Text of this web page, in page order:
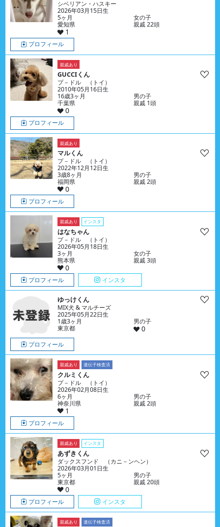
シベリアン・ハスキー
2026年03月15日生
5ヶ月
女の子
愛知県
親戚 22頭
1
プロフィール
親戚あり
GUCCIくん
プ－ドル （トイ）
2010年05月16日生
16歳3ヶ月
男の子
千葉県
親戚 1頭
0
プロフィール
親戚あり
マルくん
プ－ドル （トイ）
2022年12月12日生
3歳8ヶ月
男の子
福岡県
親戚 2頭
0
プロフィール
親戚あり インスタ
はなちゃん
プ－ドル （トイ）
2026年05月18日生
3ヶ月
女の子
熊本県
親戚 3頭
0
プロフィール インスタ
ゆっけくん
MIX犬 & マルチーズ
2025年05月22日生
1歳3ヶ月
男の子
東京都
0
プロフィール
親戚あり 遺伝子検査済
クルミくん
プ－ドル （トイ）
2026年02月08日生
6ヶ月
男の子
神奈川県
親戚 2頭
1
プロフィール
親戚あり インスタ
あずきくん
ダックスフンド （カニ－ンヘン）
2026年03月01日生
5ヶ月
男の子
東京都
親戚 20頭
0
プロフィール インスタ
親戚あり 遺伝子検査済